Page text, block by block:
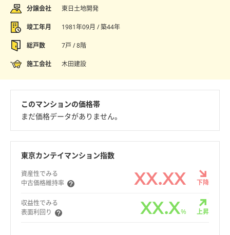
分譲会社 東日土地開発
竣工年月 1981年09月 / 築44年
総戸数 7戸 / 8階
施工会社 木田建設
このマンションの価格帯
まだ価格データがありません。
東京カンテイマンション指数
資産性でみる
中古価格維持率
XX.XX 下降
収益性でみる
表面利回り
XX.X% 上昇